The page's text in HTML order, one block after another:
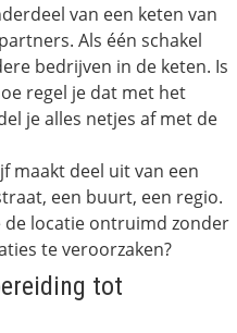
van een keten van
Als één schakel
bedrijven in de keten. Is
regel je dat met het
je alles netjes af met de
maakt deel uit van een
een buurt, een regio.
de locatie ontruimd zonder
te veroorzaken?
tot